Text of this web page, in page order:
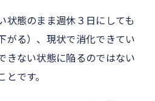
状態のまま週休３日にしても
がる）、現状で消化できてい
きない状態に陥るのではない
です。